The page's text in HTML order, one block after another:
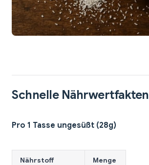
Schnelle Nährwertfakten
Pro 1 Tasse ungesüßt (28g)
Nährstoff Menge